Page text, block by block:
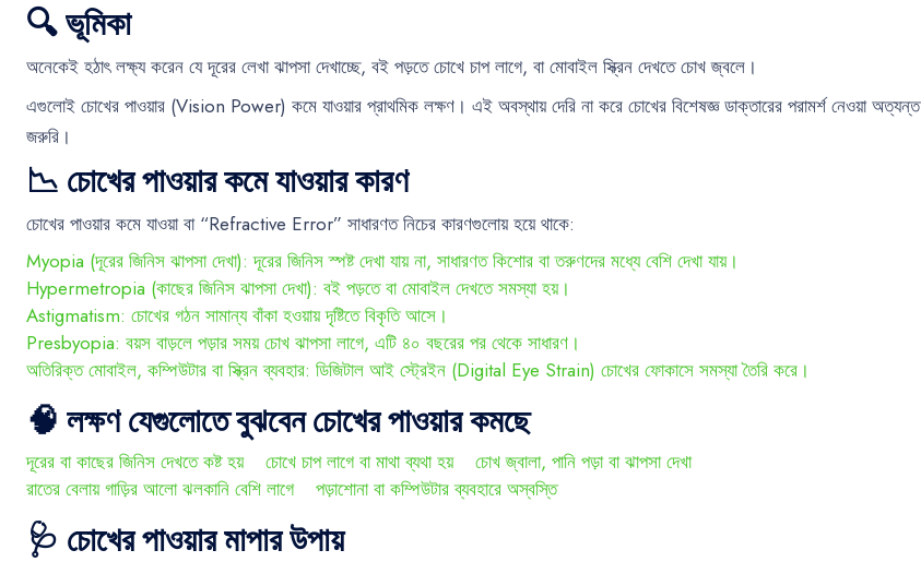
🔍 ভূমিকা
অনেকেই হঠাৎ লক্ষ্য করেন যে দূরের লেখা ঝাপসা দেখাচ্ছে, বই পড়তে চোখে চাপ লাগে, বা মোবাইল স্ক্রিন দেখতে চোখ জ্বলে।
এগুলোই চোখের পাওয়ার (Vision Power) কমে যাওয়ার প্রাথমিক লক্ষণ। এই অবস্থায় দেরি না করে চোখের বিশেষজ্ঞ ডাক্তারের পরামর্শ নেওয়া অত্যন্ত
জরুরি।
📉 চোখের পাওয়ার কমে যাওয়ার কারণ
চোখের পাওয়ার কমে যাওয়া বা “Refractive Error” সাধারণত নিচের কারণগুলোয় হয়ে থাকে:
Myopia (দূরের জিনিস ঝাপসা দেখা): দূরের জিনিস স্পষ্ট দেখা যায় না, সাধারণত কিশোর বা তরুণদের মধ্যে বেশি দেখা যায়।
Hypermetropia (কাছের জিনিস ঝাপসা দেখা): বই পড়তে বা মোবাইল দেখতে সমস্যা হয়।
Astigmatism: চোখের গঠন সামান্য বাঁকা হওয়ায় দৃষ্টিতে বিকৃতি আসে।
Presbyopia: বয়স বাড়লে পড়ার সময় চোখ ঝাপসা লাগে, এটি ৪০ বছরের পর থেকে সাধারণ।
অতিরিক্ত মোবাইল, কম্পিউটার বা স্ক্রিন ব্যবহার: ডিজিটাল আই স্ট্রেইন (Digital Eye Strain) চোখের ফোকাসে সমস্যা তৈরি করে।
🧠 লক্ষণ যেগুলোতে বুঝবেন চোখের পাওয়ার কমছে
দূরের বা কাছের জিনিস দেখতে কষ্ট হয় চোখে চাপ লাগে বা মাথা ব্যথা হয়
চোখ জ্বালা, পানি পড়া বা ঝাপসা দেখা
রাতের বেলায় গাড়ির আলো ঝলকানি বেশি লাগে
পড়াশোনা বা কম্পিউটার ব্যবহারে অস্বস্তি
🩺 চোখের পাওয়ার মাপার উপায়